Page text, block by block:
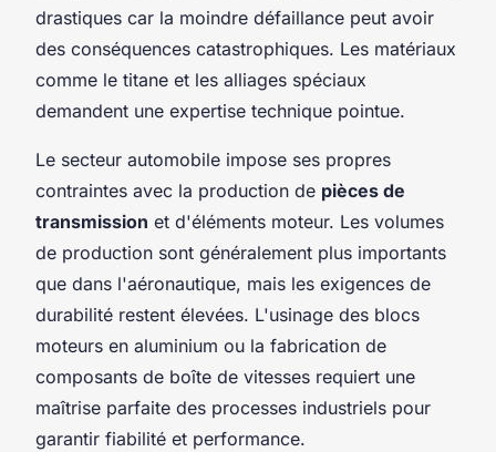
drastiques car la moindre défaillance peut avoir
des conséquences catastrophiques. Les matériaux
comme le titane et les alliages spéciaux
demandent une expertise technique pointue.
Le secteur automobile impose ses propres
contraintes avec la production de pièces de
transmission et d'éléments moteur. Les volumes
de production sont généralement plus importants
que dans l'aéronautique, mais les exigences de
durabilité restent élevées. L'usinage des blocs
moteurs en aluminium ou la fabrication de
composants de boîte de vitesses requiert une
maîtrise parfaite des processes industriels pour
garantir fiabilité et performance.